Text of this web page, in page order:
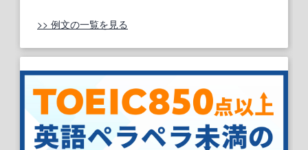
>> 例文の一覧を見る